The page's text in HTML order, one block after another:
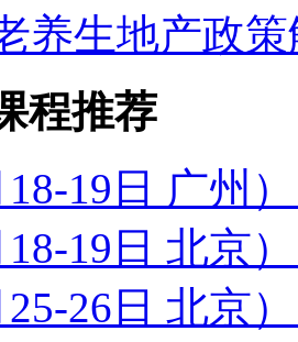
养生地产政
程推荐
18-19日 广州
18-19日 北京
25-26日 北京